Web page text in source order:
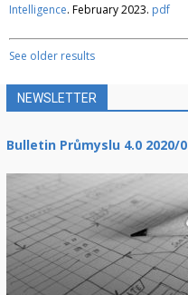
Intelligence. February 2023. pdf
See older results
NEWSLETTER
Bulletin Průmyslu 4.0 2020/